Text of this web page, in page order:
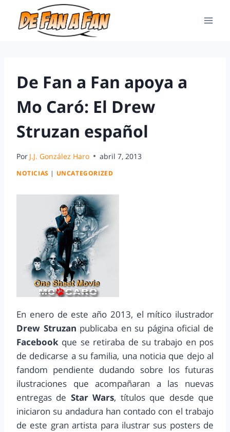
De Fan a Fan apoya a
Mo Caró: El Drew
Struzan español
Por J.J. González Haro abril 7, 2013
NOTICIAS | UNCATEGORIZED
En enero de este año 2013, el mítico ilustrador
Drew Struzan publicaba en su página oficial de
Facebook que se retiraba de su trabajo en pos
de dedicarse a su familia, una noticia que dejo al
fandom pendiente dudando sobre los futuras
ilustraciones que acompañaran a las nuevas
entregas de Star Wars, títulos que desde que
iniciaron su andadura han contado con el trabajo
de este gran artista para ilustrar sus posters de